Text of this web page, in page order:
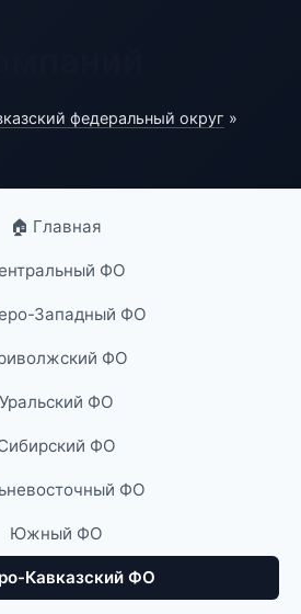
федеральный округ »
🏠 Главная
ФО
Западный ФО
ФО
Уральский ФО
ФО
ФО
Южный ФО
Кавказский ФО